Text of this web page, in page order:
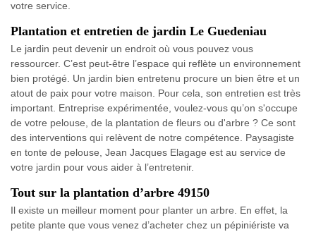
votre service.
Plantation et entretien de jardin Le Guedeniau
Le jardin peut devenir un endroit où vous pouvez vous
ressourcer. C’est peut-être l’espace qui reflète un environnement
bien protégé. Un jardin bien entretenu procure un bien être et un
atout de paix pour votre maison. Pour cela, son entretien est très
important. Entreprise expérimentée, voulez-vous qu’on s'occupe
de votre pelouse, de la plantation de fleurs ou d'arbre ? Ce sont
des interventions qui relèvent de notre compétence. Paysagiste
en tonte de pelouse, Jean Jacques Elagage est au service de
votre jardin pour vous aider à l’entretenir.
Tout sur la plantation d’arbre 49150
Il existe un meilleur moment pour planter un arbre. En effet, la
petite plante que vous venez d’acheter chez un pépiniériste va